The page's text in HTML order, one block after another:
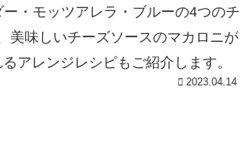
・モッツアレラ・ブルーの4つのチ
美味しいチーズソースのマカロニが
アレンジレシピもご紹介します。
2023.04.14